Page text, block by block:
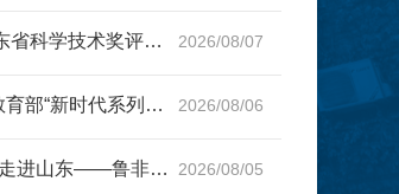
山东师范大学在2025年度山东省科学技术奖评选中获重大突破 2026/08/07
山东师范大学编写教材作为教育部“新时代系列”教材重要成果... 2026/08/06
学校圆满完成“2026中非友好走进山东——鲁非文化嘉年华”策... 2026/08/05